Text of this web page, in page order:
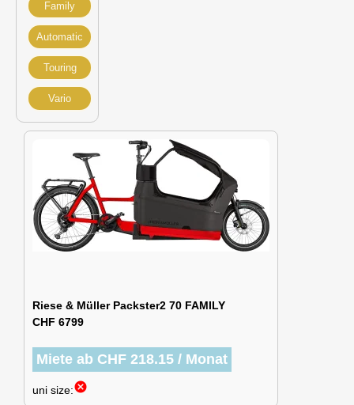
Family
Automatic
Touring
Vario
Riese & Müller Packster2 70 FAMILY
CHF 6799
Miete ab CHF 218.15 / Monat
uni size:cancel